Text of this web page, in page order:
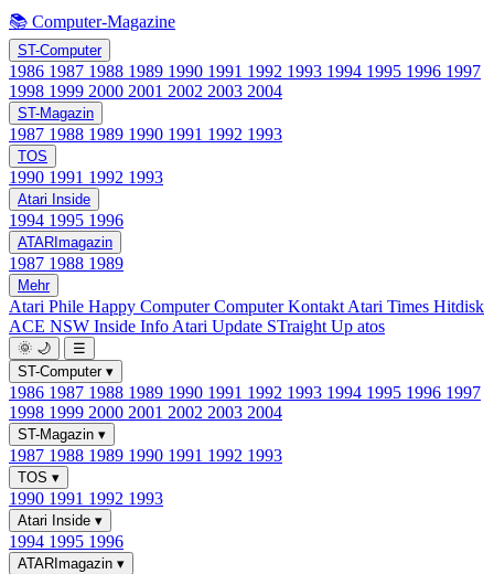
📚 Computer-Magazine
ST-Computer
1986 1987 1988 1989 1990 1991 1992 1993 1994 1995 1996 1997
1998 1999 2000 2001 2002 2003 2004
ST-Magazin
1987 1988 1989 1990 1991 1992 1993
TOS
1990 1991 1992 1993
Atari Inside
1994 1995 1996
ATARImagazin
1987 1988 1989
Mehr
Atari Phile Happy ComputerComputer Kontakt Atari Times Hitdisk
ACE NSW Inside Info Atari Update STraight Up atos
🌞 🌙
☰
ST-Computer ▾
1986 1987 1988 1989 1990 1991 1992 1993 1994 1995 1996 1997
1998 1999 2000 2001 2002 2003 2004
ST-Magazin ▾
1987 1988 1989 1990 1991 1992 1993
TOS ▾
1990 1991 1992 1993
Atari Inside ▾
1994 1995 1996
ATARImagazin ▾